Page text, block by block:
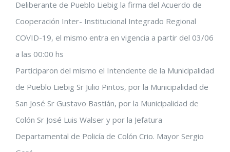
Deliberante de Pueblo Liebig la firma del Acuerdo de
Cooperación Inter- Institucional Integrado Regional
COVID-19, el mismo entra en vigencia a partir del 03/06
a las 00:00 hs
Participaron del mismo el Intendente de la Municipalidad
de Pueblo Liebig Sr Julio Pintos, por la Municipalidad de
San José Sr Gustavo Bastián, por la Municipalidad de
Colón Sr José Luis Walser y por la Jefatura
Departamental de Policía de Colón Crio. Mayor Sergio